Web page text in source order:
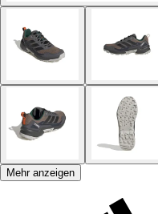
Mehr anzeigen